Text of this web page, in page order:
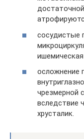
сосудистые
осложнение
чрезмерной
вследствие
хрусталик.